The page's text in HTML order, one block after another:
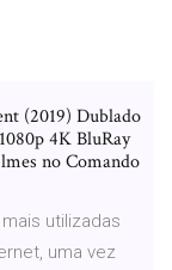
(2019) Dublado
4K BluRay
no Comando
utilizadas
uma vez